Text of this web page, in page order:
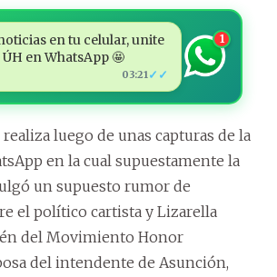
en tu celular, unite
en WhatsApp 🤩
03:21 ✓✓
1
luego de unas capturas de la
en la cual supuestamente la
un supuesto rumor de
el político cartista y Lizarella
del Movimiento Honor
del intendente de Asunción,